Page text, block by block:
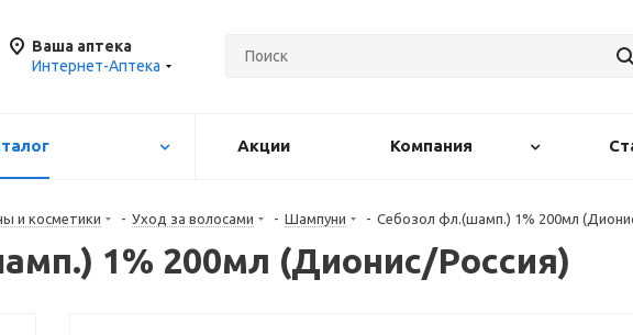
Ваша аптека
Интернет-Аптека
Акции Компания
и косметики - Уход за волосами - Шампуни - Себозол фл.(шамп.) 1% 200мл
1% 200мл (Дионис/Россия)